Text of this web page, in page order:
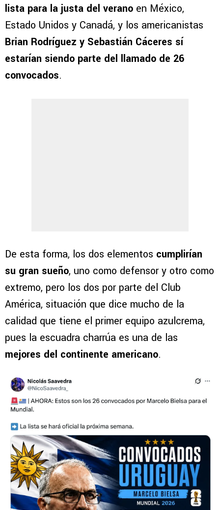
lista para la justa del verano en México,
Estado Unidos y Canadá, y los americanistas
Brian Rodríguez y Sebastián Cáceres sí
estarían siendo parte del llamado de 26
convocados.
De esta forma, los dos elementos cumplirían
su gran sueño, uno como defensor y otro como
extremo, pero los dos por parte del Club
América, situación que dice mucho de la
calidad que tiene el primer equipo azulcrema,
pues la escuadra charrúa es una de las
mejores del continente americano.